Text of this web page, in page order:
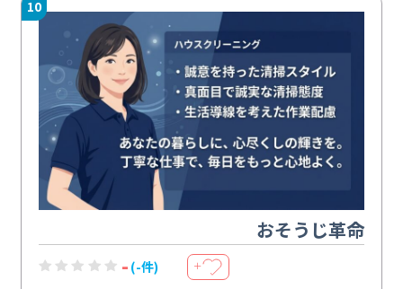
10
おそうじ革命
- (-件) ＋